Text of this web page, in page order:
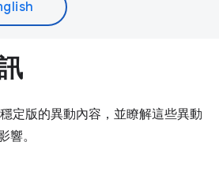
定版的異動內容，並瞭解這些異動
響。